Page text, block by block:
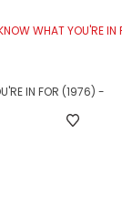
WHAT YOU'RE IN